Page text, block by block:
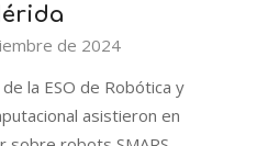
de 2024
la ESO de Robótica y
asistieron en